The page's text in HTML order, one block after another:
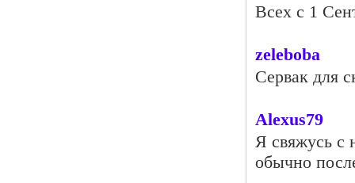
Всех с 1
zeleboba
Сервак для
Alexus79
Я свяжусь с
обычно